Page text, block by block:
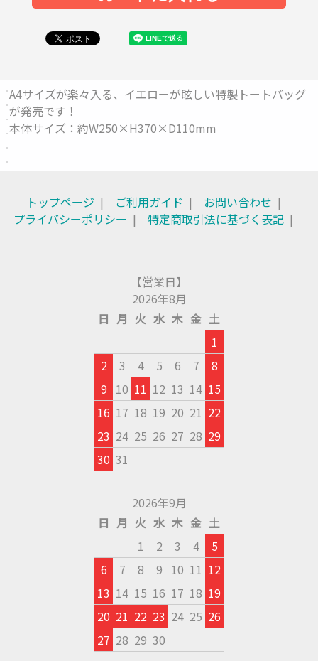
A4サイズが楽々入る、イエローが眩しい特製トートバッグ
が発売です！
本体サイズ：約W250×H370×D110mm
トップページ ご利用ガイド
お問い合わせ
プライバシーポリシー
特定商取引法に基づく表記
【営業日】
2026年8月
日 月 火 水 木 金 土
1
2
3 4 5 6 7
8
9 10 11 12 13 14 15
16 17 18 19 20 21 22
23 24 25 26 27 28 29
30 31
2026年9月
日 月 火 水 木 金 土
1
2 3 4
5
6
7 8 9 10 11 12
13 14 15 16 17 18 19
20 21 22 23 24 25 26
27 28 29 30